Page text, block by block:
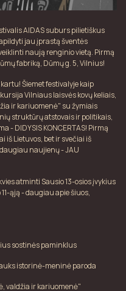
AIDAS suburs pilietiškus
jau įprastą šventės
naują renginio vietą. Pirmą
fabriką, Dūmų g. 5, Vilnius!
Šiemet festivalyje kaip
Vilniaus laisvės kovų keliais,
ir kariuomenė" su žymiais
struktūrų atstovais ir politikais,
- DIDYSIS KONCERTAS! Pirmą
iš Lietuvos, bet ir svečiai iš
naujienų - JAU
atminti Sausio 13-osios įvykius
ąją - daugiau apie šiuos,
sostinės paminklus
istorinė-meninė paroda
valdžia ir kariuomenė"